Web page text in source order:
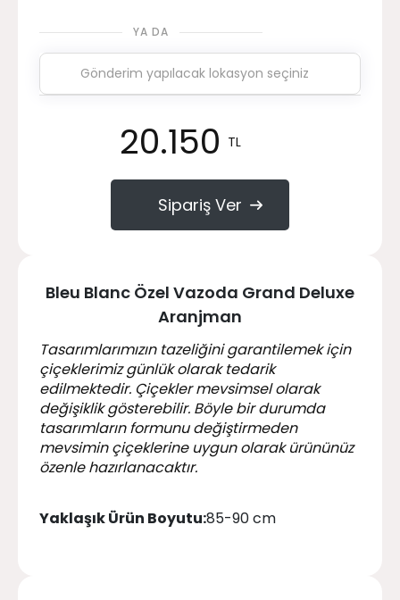
YA DA
20.150 TL
Sipariş Ver
Bleu Blanc Özel Vazoda Grand Deluxe
Aranjman
Tasarımlarımızın tazeliğini garantilemek için
çiçeklerimiz günlük olarak tedarik
edilmektedir. Çiçekler mevsimsel olarak
değişiklik gösterebilir. Böyle bir durumda
tasarımların formunu değiştirmeden
mevsimin çiçeklerine uygun olarak ürününüz
özenle hazırlanacaktır.
Yaklaşık Ürün Boyutu:85-90 cm